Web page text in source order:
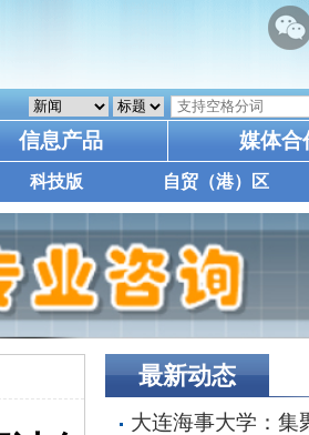
信息产品 媒体合
科技版 自贸（港）区
最新动态
大连海事大学：集